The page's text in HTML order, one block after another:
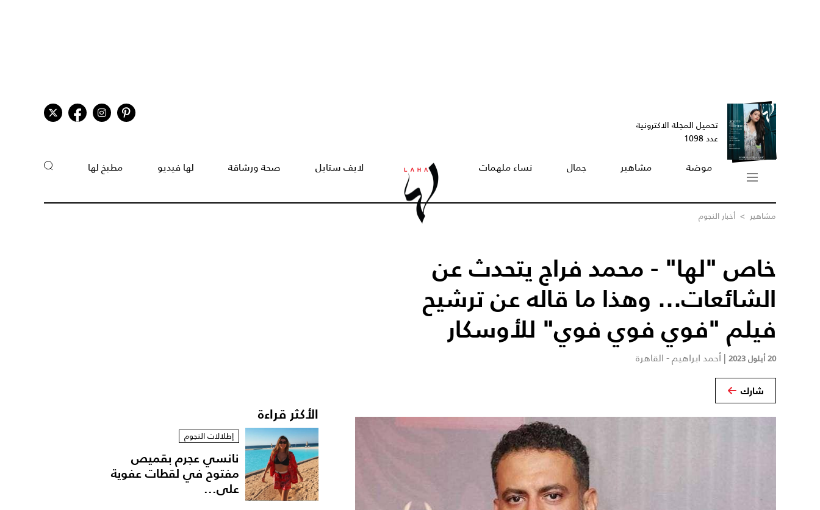
تحميل المجلة الاكترونية
عدد 1098
موضة مشاهير جمال نساء ملهمات لايف ستايل صحة ورشاقة لها فيديو مطبخ لها
مشاهير > أخبار النجوم
خاص "لها" - محمد فراج يتحدث عن
الشائعات... وهذا ما قاله عن ترشيح
فيلم "فوي فوي فوي" للأوسكار
20 أيلول 2023 | أحمد ابراهيم - القاهرة
شارك
الأكثر قراءة
إطلالات النجوم
نانسي عجرم بقميص
مفتوح في لقطات عفوية
على...